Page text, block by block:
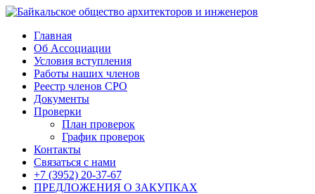
Главная
Об Ассоциации
Условия вступления
Работы наших членов
Реестр членов СРО
Документы
Проверки
План проверок
График проверок
Контакты
Связаться с нами
+7 (3952) 20-37-67
ПРЕДЛОЖЕНИЯ О ЗАКУПКАХ